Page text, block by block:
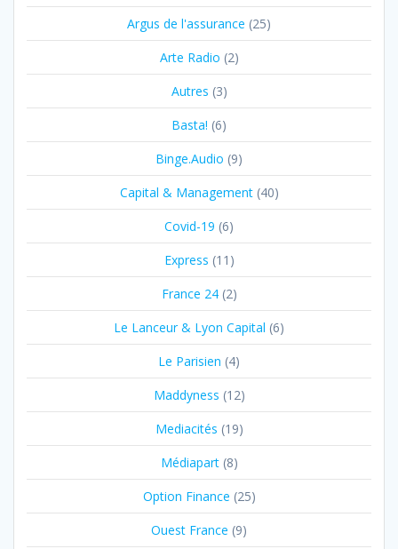
Argus de l'assurance (25)
Arte Radio (2)
Autres (3)
Basta! (6)
Binge.Audio (9)
Capital & Management(40)
Covid-19 (6)
Express (11)
France 24(2)
Le Lanceur & Lyon Capital (6)
Le Parisien (4)
Maddyness (12)
Mediacités (19)
Médiapart(8)
Option Finance (25)
Ouest France (9)